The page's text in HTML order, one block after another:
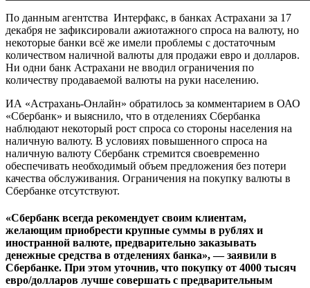
По данным агентства Интерфакс, в банках Астрахани за 17
декабря не зафиксировали ажиотажного спроса на валюту, но
некоторые банки всё же имели проблемы с достаточным
количеством наличной валюты для продажи евро и долларов.
Ни одни банк Астрахани не вводил ограничения по
количеству продаваемой валюты на руки населению.
ИА «Астрахань-Онлайн» обратилось за комментарием в ОАО
«Сбербанк» и выяснило, что в отделениях Сбербанка
наблюдают некоторый рост спроса со стороны населения на
наличную валюту. В условиях повышенного спроса на
наличную валюту Сбербанк стремится своевременно
обеспечивать необходимый объем предложения без потери
качества обслуживания. Ограничения на покупку валюты в
Сбербанке отсутствуют.
«Сбербанк всегда рекомендует своим клиентам,
желающим приобрести крупные суммы в рублях и
иностранной валюте, предварительно заказывать
денежные средства в отделениях банка», — заявили в
Сбербанке. При этом уточнив, что покупку от 4000 тысяч
евро/долларов лучше совершать с предварительным